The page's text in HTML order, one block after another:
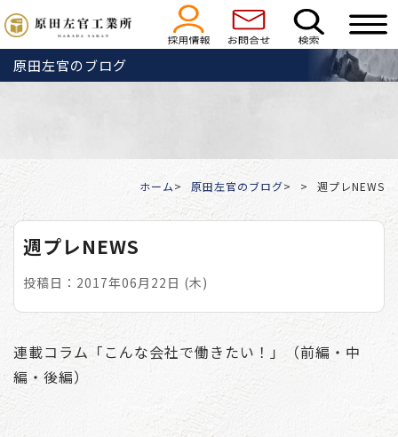
原田左官のブログ
ホーム 原田左官のブログ 週プレNEWS
週プレNEWS
投稿日：2017年06月22日 (木)
連載コラム「こんな会社で働きたい！」（前編・中
編・後編）